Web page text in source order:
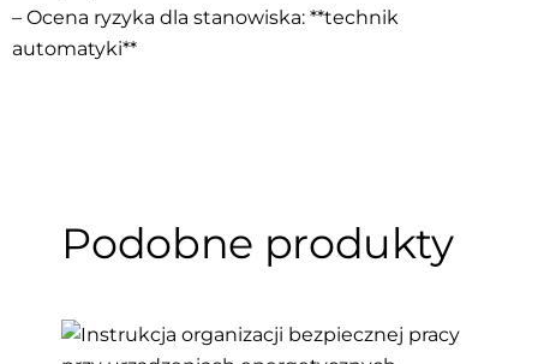
– Ocena ryzyka dla stanowiska: **technik
automatyki**
Podobne produkty